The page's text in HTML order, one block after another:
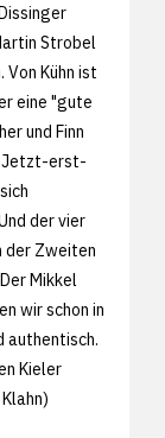
Strobel
Kühn ist
eine "gute
und Finn
Jetzt-erst-
der vier
der Zweiten
Mikkel
wir schon in
authentisch.
Kieler